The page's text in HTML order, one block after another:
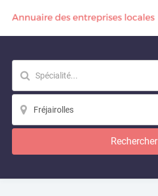
Rechercher